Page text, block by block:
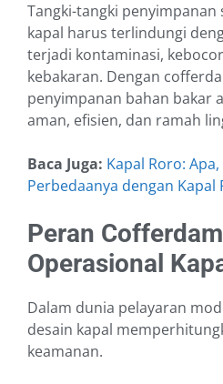
Tangki-tangki
kapal harus terlindungi
terjadi kontaminasi,
kebakaran. Dengan
penyimpanan bahan bakar
aman, efisien, dan ramah
Baca Juga: Kapal Roro:
Perbedaanya dengan Kapal
Peran
Operasional
Dalam dunia pelayaran
desain kapal
keamanan.